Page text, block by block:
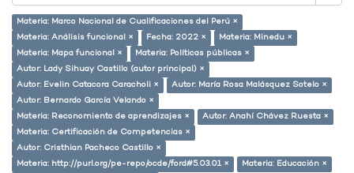
Materia: Marco Nacional de Cualificaciones del Perú ×
Materia: Análisis funcional ×
Fecha: 2022 ×
Materia: Minedu ×
Materia: Mapa funcional ×
Materia: Políticas públicas ×
Autor: Lady Sihuay Castillo (autor principal) ×
Autor: Evelin Catacora Caracholi ×
Autor: María Rosa Malásquez Sotelo ×
Autor: Bernardo García Velando ×
Materia: Reconomiento de aprendizajes ×
Autor: Anahí Chávez Ruesta ×
Materia: Certificación de Competencias ×
Autor: Cristhian Pacheco Castillo ×
Materia: http://purl.org/pe-repo/ocde/ford#5.03.01 ×
Materia: Educación ×